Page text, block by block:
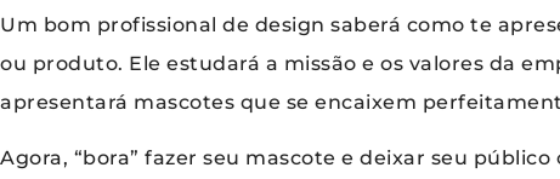
Um bom profissional de design saberá como te
ou produto. Ele estudará a missão e os valores da
apresentará mascotes que se encaixem
Agora, “bora” fazer seu mascote e deixar seu